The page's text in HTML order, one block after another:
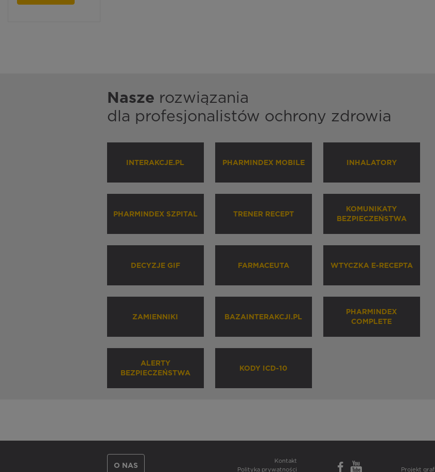
Nasze rozwiązania
dla profesjonalistów ochrony zdrowia
INTERAKCJE.PL PHARMINDEX MOBILE INHALATORY
PHARMINDEX SZPITAL TRENER RECEPT
KOMUNIKATY
BEZPIECZEŃSTWA
DECYZJE GIF FARMACEUTA WTYCZKA E-RECEPTA
ZAMIENNIKI BAZAINTERAKCJI.PL
PHARMINDEX
COMPLETE
ALERTY
BEZPIECZEŃSTWA
KODY ICD-10
O NAS
Kontakt
Polityka prywatności
Projekt